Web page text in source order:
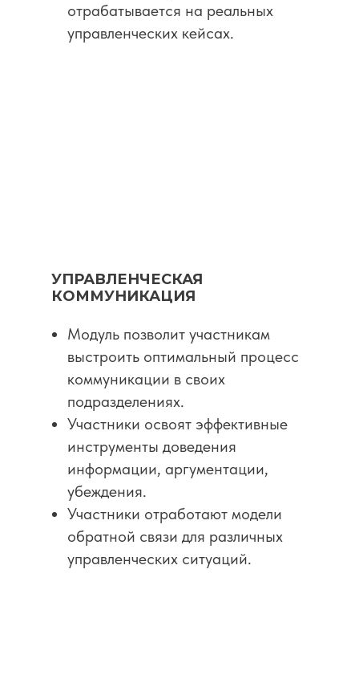
отрабатывается на реальных
управленческих кейсах.
УПРАВЛЕНЧЕСКАЯ
КОММУНИКАЦИЯ
Модуль позволит участникам
выстроить оптимальный процесс
коммуникации в своих
подразделениях.
Участники освоят эффективные
инструменты доведения
информации, аргументации,
убеждения.
Участники отработают модели
обратной связи для различных
управленческих ситуаций.